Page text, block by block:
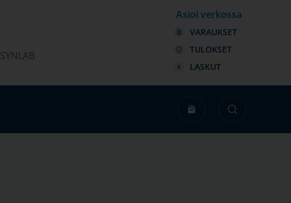
SYNLAB
Asioi verkossa
VARAUKSET
TULOKSET
LASKUT